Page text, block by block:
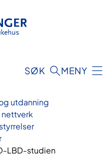
SØK MENY
utdanning
LBD-studien